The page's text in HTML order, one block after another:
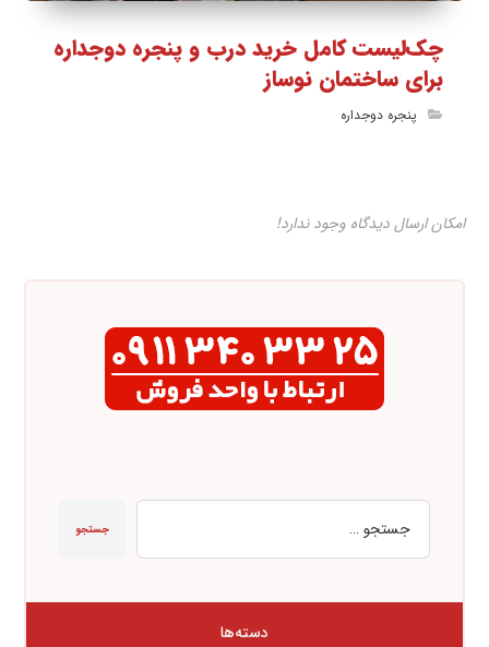
چک‌لیست کامل خرید درب و پنجره دوجداره
برای ساختمان نوساز
پنجره دوجداره
امکان ارسال دیدگاه وجود ندارد!
جستجو
دسته‌ها